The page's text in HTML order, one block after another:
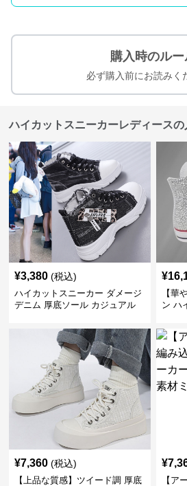
購入時のルー
必ず購入前にお読みく
ハイカットスニーカーレディース
¥3,380 (税込)
ハイカットスニーカー ダメージ
デニム 厚底ソール カジュアル
かわいい 学校 日常使い 履きや
¥
【華
ン ハ
ボン
¥7,360 (税込)
【上品な質感】ツイード調 厚底
¥
【ア